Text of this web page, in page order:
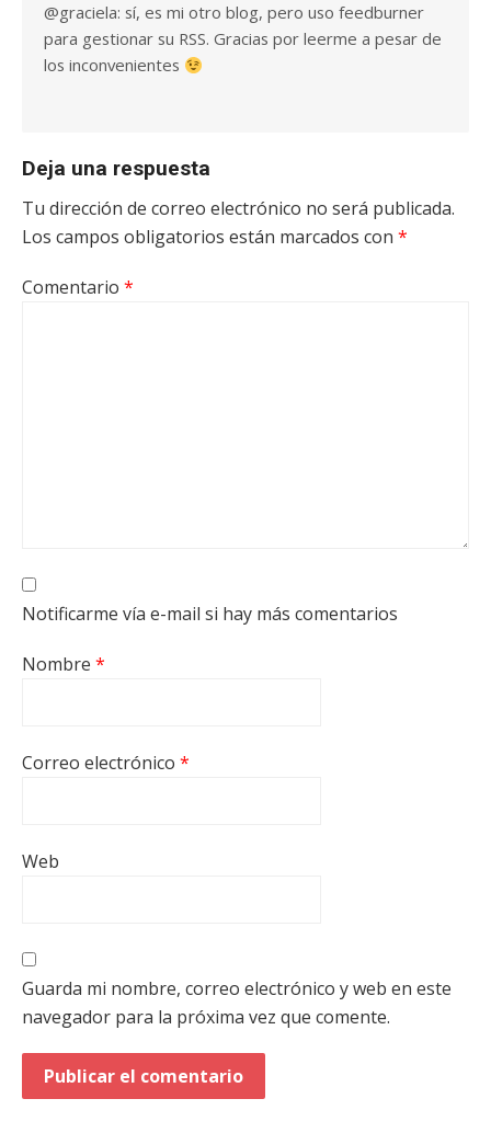
@graciela: sí, es mi otro blog, pero uso feedburner
para gestionar su RSS. Gracias por leerme a pesar de
los inconvenientes
Deja una respuesta
Tu dirección de correo electrónico no será publicada.
Los campos obligatorios están marcados con *
Comentario *
Notificarme vía e-mail si hay más comentarios
Nombre *
Correo electrónico *
Web
Guarda mi nombre, correo electrónico y web en este
navegador para la próxima vez que comente.